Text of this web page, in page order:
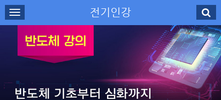
전기인강
로그인
수강신청